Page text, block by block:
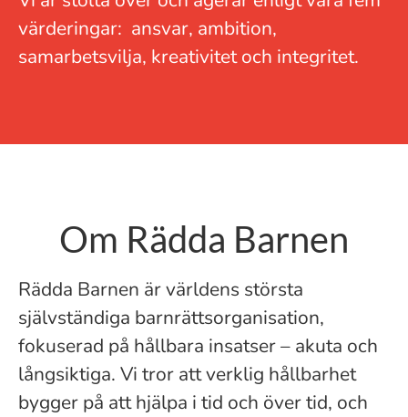
värderingar: ansvar, ambition,
samarbetsvilja, kreativitet och integritet.
Om Rädda Barnen
Rädda Barnen är världens största
självständiga barnrättsorganisation,
fokuserad på hållbara insatser – akuta och
långsiktiga. Vi tror att verklig hållbarhet
bygger på att hjälpa i tid och över tid, och